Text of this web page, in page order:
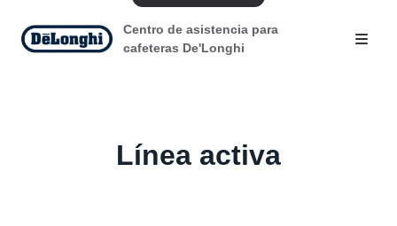
Centro de asistencia para
cafeteras De'Longhi
Línea activa